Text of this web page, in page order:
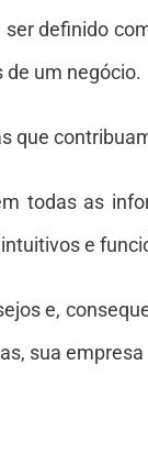
definido
um negócio.
que
todas as
e
e,
sua